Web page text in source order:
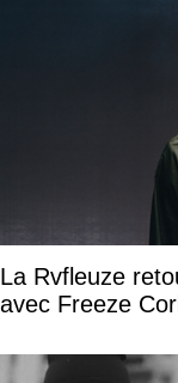
La Rvfleuze
avec Freeze